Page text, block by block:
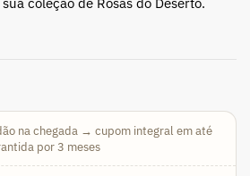
na chegada → cupom integral em até
por 3 meses